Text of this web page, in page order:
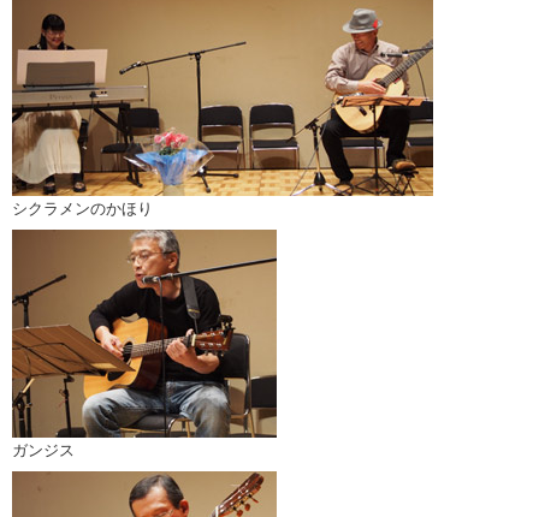
シクラメンのかほり
ガンジス